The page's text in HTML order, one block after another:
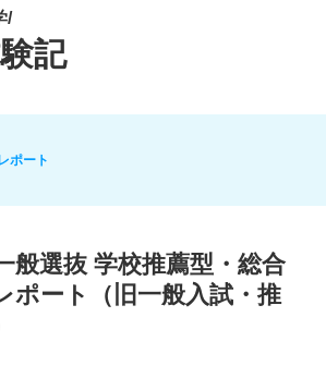
/
記
ポート
般選抜 学校推薦型・総合
ポート（旧一般入試・推